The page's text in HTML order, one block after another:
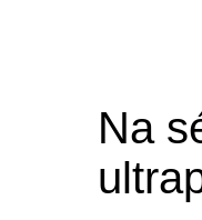
Na